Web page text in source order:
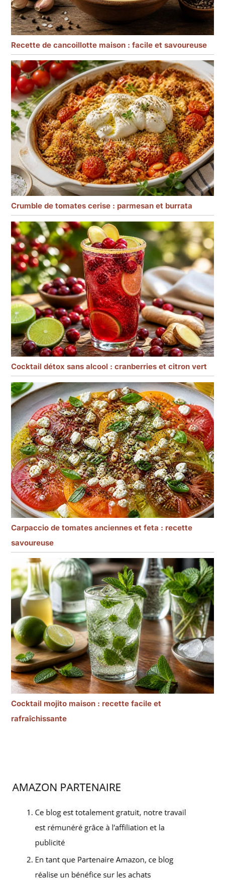
Recette de cancoillotte maison : facile et savoureuse
Crumble de tomates cerise : parmesan et burrata
Cocktail détox sans alcool : cranberries et citron vert
Carpaccio de tomates anciennes et feta : recette
savoureuse
Cocktail mojito maison : recette facile et
rafraîchissante